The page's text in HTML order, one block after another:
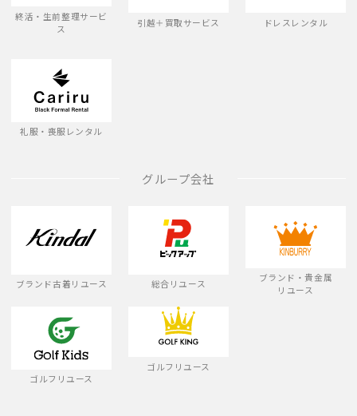
終活・生前整理サービ
ス
引越＋買取サービス ドレスレンタル
礼服・喪服レンタル
グループ会社
ブランド古着リユース 総合リユース
ブランド・貴金属
リユース
ゴルフリユース
ゴルフリユース